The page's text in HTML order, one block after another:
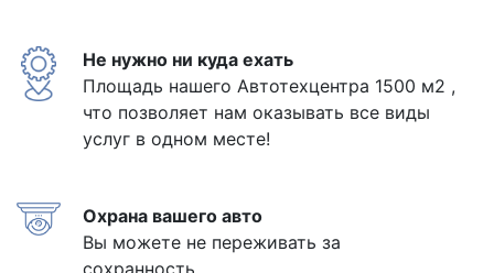
Не нужно ни куда ехать
Площадь нашего Автотехцентра 1500 м2 ,
что позволяет нам оказывать все виды
услуг в одном месте!
Охрана вашего авто
Вы можете не переживать за